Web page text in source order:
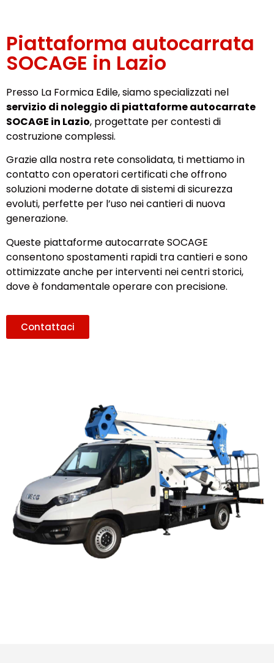
Piattaforma autocarrata
SOCAGE in Lazio
Presso La Formica Edile, siamo specializzati nel
servizio di noleggio di piattaforme autocarrate
SOCAGE in Lazio, progettate per contesti di
costruzione complessi.
Grazie alla nostra rete consolidata, ti mettiamo in
contatto con operatori certificati che offrono
soluzioni moderne dotate di sistemi di sicurezza
evoluti, perfette per l’uso nei cantieri di nuova
generazione.
Queste piattaforme autocarrate SOCAGE
consentono spostamenti rapidi tra cantieri e sono
ottimizzate anche per interventi nei centri storici,
dove è fondamentale operare con precisione.
Contattaci